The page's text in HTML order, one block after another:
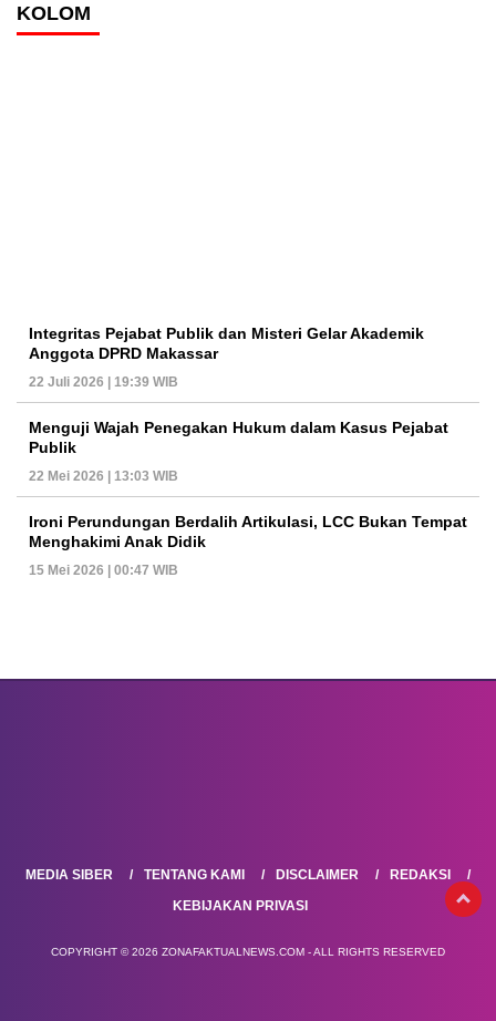
KOLOM
Integritas Pejabat Publik dan Misteri Gelar Akademik
Anggota DPRD Makassar
22 Juli 2026 | 19:39 WIB
Menguji Wajah Penegakan Hukum dalam Kasus Pejabat
Publik
22 Mei 2026 | 13:03 WIB
Ironi Perundungan Berdalih Artikulasi, LCC Bukan Tempat
Menghakimi Anak Didik
15 Mei 2026 | 00:47 WIB
MEDIA SIBER TENTANG KAMI DISCLAIMER
REDAKSI
KEBIJAKAN PRIVASI
COPYRIGHT © 2026 ZONAFAKTUALNEWS.COM - ALL RIGHTS RESERVED